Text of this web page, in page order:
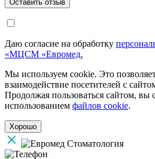
Даю согласие на обработку
«МЦСМ «Евромед.
Мы используем cookie. Это
взаимодействие посетителей с
Продолжая пользоваться сайтом, вы
использованием файлов cookie.
Хорошо